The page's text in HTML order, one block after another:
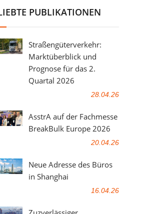
PUBLIKATIONEN
Straßengüterverkehr:
Marktüberblick und
Prognose für das 2.
Quartal 2026
28.04.26
AsstrA auf der Fachmesse
BreakBulk Europe 2026
20.04.26
Neue Adresse des Büros
in Shanghai
16.04.26